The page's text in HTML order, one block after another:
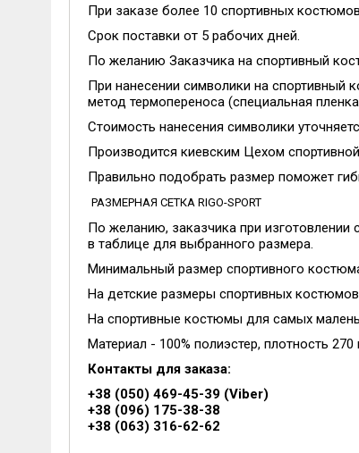
При заказе более 10 спортивных
Срок поставки от 5 рабочих дней.
По желанию Заказчика на спортивный
При нанесении символики на спортивный
метод термопереноса (специальная
Стоимость нанесения символики
Производится киевским Цехом
Правильно подобрать размер поможет
РАЗМЕРНАЯ СЕТКА RIGO-SPORT
По желанию, заказчика при
в таблице для выбранного размера.
Минимальный размер спортивного
На детские размеры спортивных костюмов
На спортивные костюмы для самых
Материал - 100% полиэстер, плотность 270
Контакты для заказа:
+38 (050) 469-45-39 (Viber)
+38 (096) 175-38-38
+38 (063) 316-62-62